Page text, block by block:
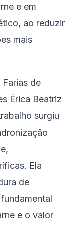
e em
ao reduzir
mais
de
Érica Beatriz
surgiu
Ela
de
e o valor